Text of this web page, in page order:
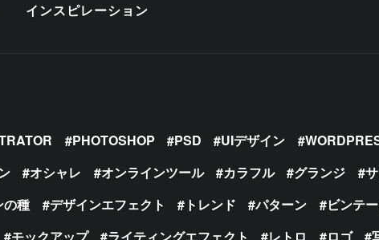
インスピレーション
PHOTOSHOP PSD UIデザイン
オシャレ オンラインツール カラフル グランジ
の種 デザインエフェクト トレンド パターン ビンテ